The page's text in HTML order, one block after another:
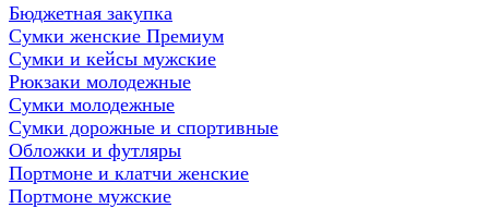
Бюджетная закупка
Сумки женские Премиум
Сумки и кейсы мужские
Рюкзаки молодежные
Сумки молодежные
Сумки дорожные и спортивные
Обложки и футляры
Портмоне и клатчи женские
Портмоне мужские